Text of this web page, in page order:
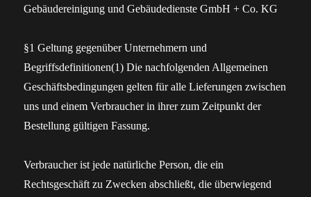
Gebäudereinigung und Gebäudedienste GmbH + Co. KG
§1 Geltung gegenüber Unternehmern und
Begriffsdefinitionen(1) Die nachfolgenden Allgemeinen
Geschäftsbedingungen gelten für alle Lieferungen zwischen
uns und einem Verbraucher in ihrer zum Zeitpunkt der
Bestellung gültigen Fassung.
Verbraucher ist jede natürliche Person, die ein
Rechtsgeschäft zu Zwecken abschließt, die überwiegend